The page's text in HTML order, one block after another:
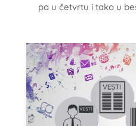
pa u četvrtu i tako u